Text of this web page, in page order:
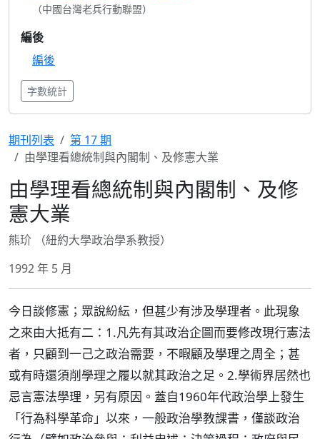
（中國台灣老兵行動聯盟）
編後
編後
字數統計
期刊列表
第 17 期
由學理看總統制與內閣制、及修憲大業
由學理看總統制與內閣制、及修
憲大業
熊玠 （紐約大學政治學系教授）
1992 年 5 月
今日談修憲；眾說紛紜，但甚少有涉及學理者。此現象
之來由大抵有二：1.凡先有其政治企圖而要修改現行憲法
者，只顧到一己之政治需要，不暇顧及學理之周全；甚
或有時還須削學理之履以就其政治之足。2.學術界居然也
忌言憲法學理，另有原因。蓋自1960年代政治學上發生
「行為科學革命」以來，一般政治學教課書，僅談政治